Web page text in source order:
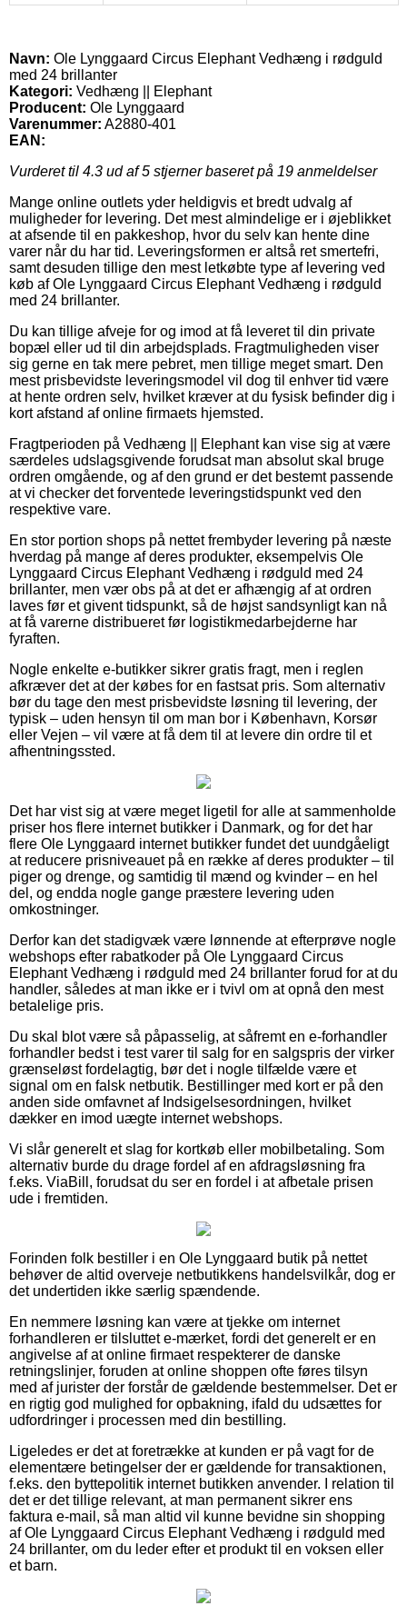
Navn: Ole Lynggaard Circus Elephant Vedhæng i rødguld
med 24 brillanter
Kategori: Vedhæng || Elephant
Producent: Ole Lynggaard
Varenummer: A2880-401
EAN:
Vurderet til 4.3 ud af 5 stjerner baseret på 19 anmeldelser
Mange online outlets yder heldigvis et bredt udvalg af
muligheder for levering. Det mest almindelige er i øjeblikket
at afsende til en pakkeshop, hvor du selv kan hente dine
varer når du har tid. Leveringsformen er altså ret smertefri,
samt desuden tillige den mest letkøbte type af levering ved
køb af Ole Lynggaard Circus Elephant Vedhæng i rødguld
med 24 brillanter.
Du kan tillige afveje for og imod at få leveret til din private
bopæl eller ud til din arbejdsplads. Fragtmuligheden viser
sig gerne en tak mere pebret, men tillige meget smart. Den
mest prisbevidste leveringsmodel vil dog til enhver tid være
at hente ordren selv, hvilket kræver at du fysisk befinder dig i
kort afstand af online firmaets hjemsted.
Fragtperioden på Vedhæng || Elephant kan vise sig at være
særdeles udslagsgivende forudsat man absolut skal bruge
ordren omgående, og af den grund er det bestemt passende
at vi checker det forventede leveringstidspunkt ved den
respektive vare.
En stor portion shops på nettet frembyder levering på næste
hverdag på mange af deres produkter, eksempelvis Ole
Lynggaard Circus Elephant Vedhæng i rødguld med 24
brillanter, men vær obs på at det er afhængig af at ordren
laves før et givent tidspunkt, så de højst sandsynligt kan nå
at få varerne distribueret før logistikmedarbejderne har
fyraften.
Nogle enkelte e-butikker sikrer gratis fragt, men i reglen
afkræver det at der købes for en fastsat pris. Som alternativ
bør du tage den mest prisbevidste løsning til levering, der
typisk – uden hensyn til om man bor i København, Korsør
eller Vejen – vil være at få dem til at levere din ordre til et
afhentningssted.
Det har vist sig at være meget ligetil for alle at sammenholde
priser hos flere internet butikker i Danmark, og for det har
flere Ole Lynggaard internet butikker fundet det uundgåeligt
at reducere prisniveauet på en række af deres produkter – til
piger og drenge, og samtidig til mænd og kvinder – en hel
del, og endda nogle gange præstere levering uden
omkostninger.
Derfor kan det stadigvæk være lønnende at efterprøve nogle
webshops efter rabatkoder på Ole Lynggaard Circus
Elephant Vedhæng i rødguld med 24 brillanter forud for at du
handler, således at man ikke er i tvivl om at opnå den mest
betalelige pris.
Du skal blot være så påpasselig, at såfremt en e-forhandler
forhandler bedst i test varer til salg for en salgspris der virker
grænseløst fordelagtig, bør det i nogle tilfælde være et
signal om en falsk netbutik. Bestillinger med kort er på den
anden side omfavnet af Indsigelsesordningen, hvilket
dækker en imod uægte internet webshops.
Vi slår generelt et slag for kortkøb eller mobilbetaling. Som
alternativ burde du drage fordel af en afdragsløsning fra
f.eks. ViaBill, forudsat du ser en fordel i at afbetale prisen
ude i fremtiden.
Forinden folk bestiller i en Ole Lynggaard butik på nettet
behøver de altid overveje netbutikkens handelsvilkår, dog er
det undertiden ikke særlig spændende.
En nemmere løsning kan være at tjekke om internet
forhandleren er tilsluttet e-mærket, fordi det generelt er en
angivelse af at online firmaet respekterer de danske
retningslinjer, foruden at online shoppen ofte føres tilsyn
med af jurister der forstår de gældende bestemmelser. Det er
en rigtig god mulighed for opbakning, ifald du udsættes for
udfordringer i processen med din bestilling.
Ligeledes er det at foretrække at kunden er på vagt for de
elementære betingelser der er gældende for transaktionen,
f.eks. den byttepolitik internet butikken anvender. I relation til
det er det tillige relevant, at man permanent sikrer ens
faktura e-mail, så man altid vil kunne bevidne sin shopping
af Ole Lynggaard Circus Elephant Vedhæng i rødguld med
24 brillanter, om du leder efter et produkt til en voksen eller
et barn.